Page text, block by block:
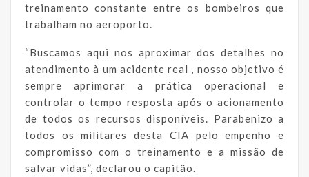
treinamento constante entre os bombeiros que
trabalham no aeroporto.
“Buscamos aqui nos aproximar dos detalhes no
atendimento à um acidente real , nosso objetivo é
sempre aprimorar a prática operacional e
controlar o tempo resposta após o acionamento
de todos os recursos disponíveis. Parabenizo a
todos os militares desta CIA pelo empenho e
compromisso com o treinamento e a missão de
salvar vidas”, declarou o capitão.